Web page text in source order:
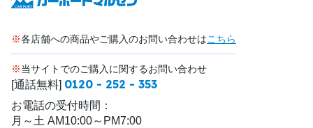
※各店舗への商品やご購入のお問い合わせはこちら
※当サイトでのご購入に関するお問い合わせ
[通話無料] 0120 - 252 - 353
お電話の受付時間：
月～土 AM10:00～PM7:00